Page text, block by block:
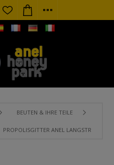
BEUTEN & IHRE TEILE
PROPOLISGITTER ANEL LANGSTROTH/